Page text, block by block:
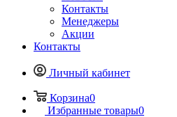
Контакты
Менеджеры
Акции
Контакты
Личный кабинет
Корзина0
Избранные товары0